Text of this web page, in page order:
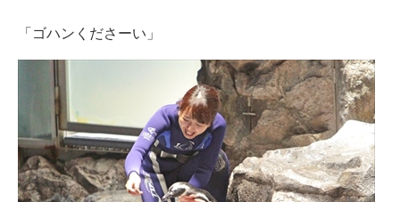
「ゴハンくださーい」